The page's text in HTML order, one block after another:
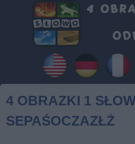
4 OBRAZKI 1
SEPAŚOCZAZŁŻ